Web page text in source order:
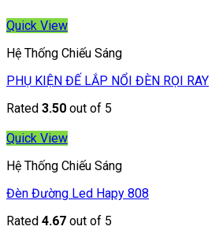
Quick View
Hệ Thống Chiếu Sáng
PHỤ KIỆN ĐẾ LẮP NỔI ĐÈN RỌI RAY
Rated 3.50 out of 5
Quick View
Hệ Thống Chiếu Sáng
Đèn Đường Led Hapy 808
Rated 4.67 out of 5